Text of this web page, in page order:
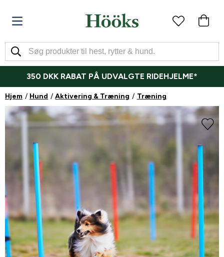
350 DKK RABAT PÅ UDVALGTE RIDEHJELME*
Hjem Hund Aktivering & Træning Træning